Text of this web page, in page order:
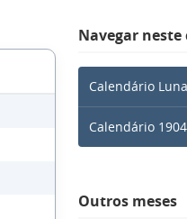
Navegar
Calendário
Calendário 1904
Outros meses